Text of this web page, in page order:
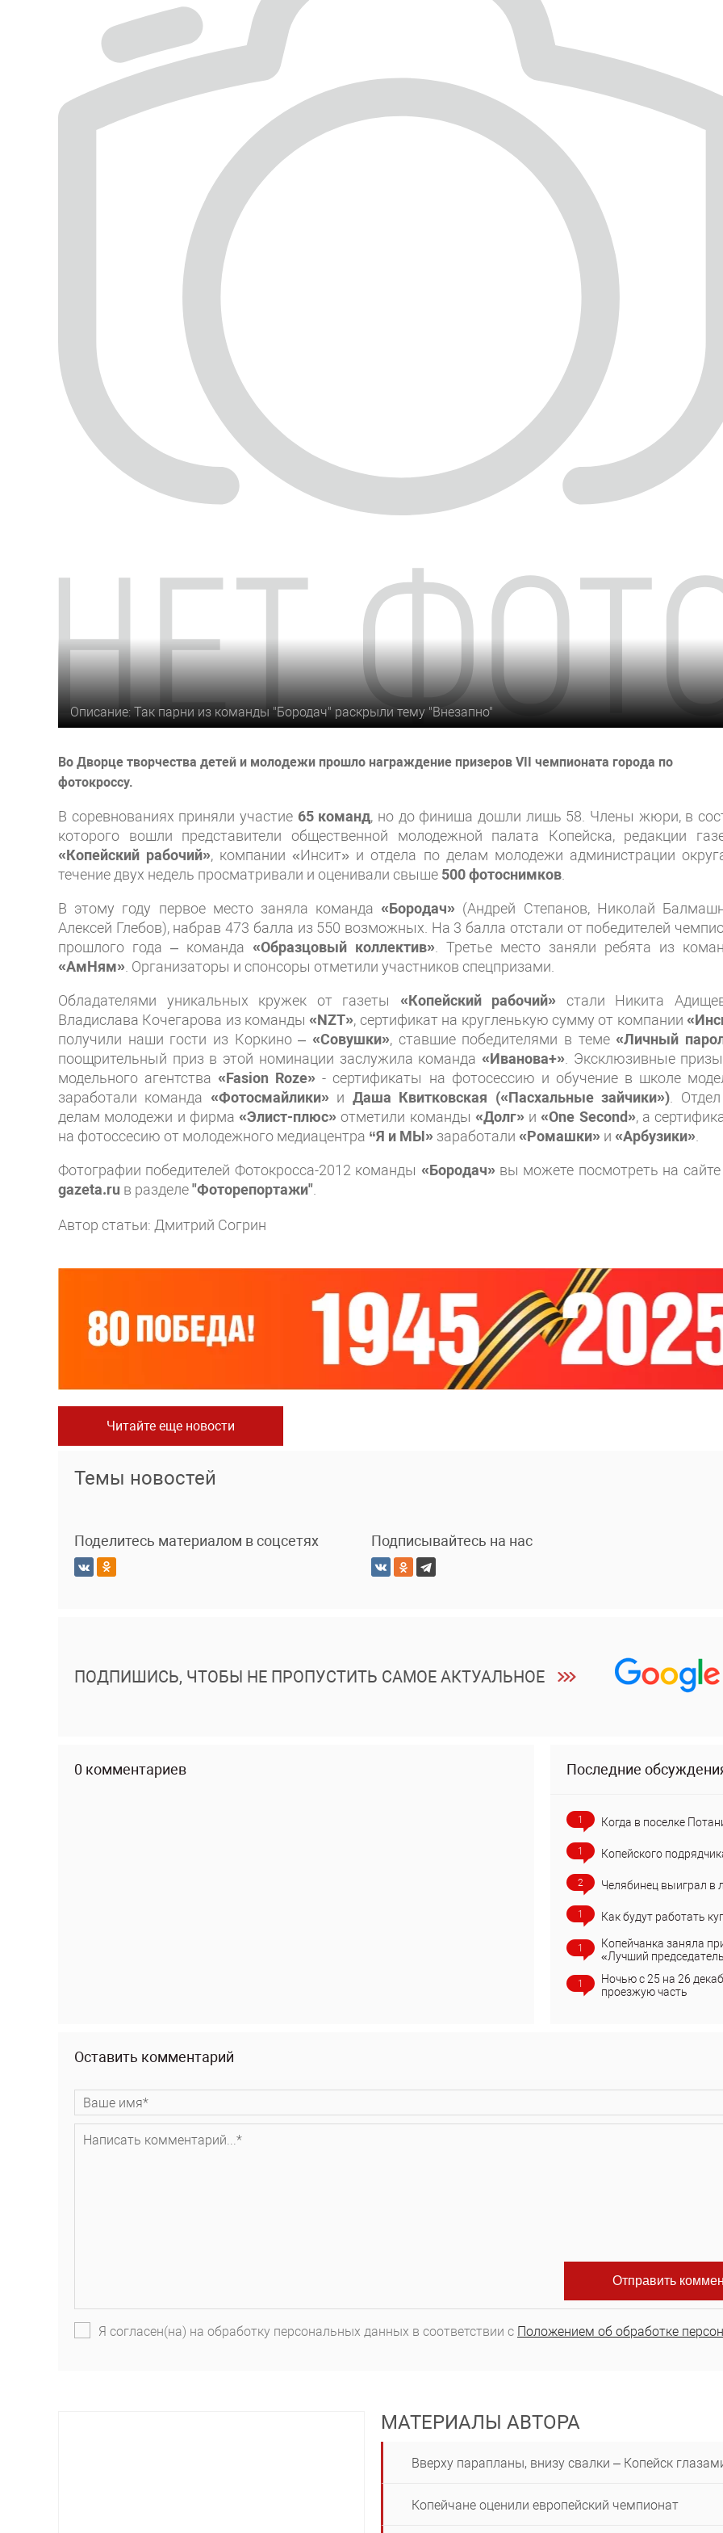
Описание: Так парни из команды "Бородач" раскрыли тему "Внезапно"
Во Дворце творчества детей и молодежи прошло награждение призеров VII чемпионата города по
фотокроссу.
В соревнованиях приняли участие 65 команд, но до финиша дошли лишь 58. Члены жюри, в
которого вошли представители общественной молодежной палата Копейска, редакции
«Копейский рабочий», компании «Инсит» и отдела по делам молодежи администрации
течение двух недель просматривали и оценивали свыше 500 фотоснимков.
В этому году первое место заняла команда«Бородач» (Андрей Степанов, Николай
Алексей Глебов), набрав 473 балла из 550 возможных. На 3 балла отстали от победителей
прошлого года – команда «Образцовый коллектив». Третье место заняли ребята из
«АмНям». Организаторы и спонсоры отметили участников спецпризами.
Обладателями уникальных кружек от газеты «Копейский рабочий» стали Никита
Владислава Кочегарова из команды«NZT», сертификат на кругленькую сумму от компании
получили наши гости из Коркино – «Совушки», ставшие победителями в теме«Личный
поощрительный приз в этой номинации заслужила команда «Иванова+». Эксклюзивные
модельного агентства«Fasion Roze» - сертификаты на фотосессию и обучение в школе
заработали команда «Фотосмайлики»и Даша Квитковская («Пасхальные зайчики»).
делам молодежи и фирма «Элист-плюс» отметили команды «Долг»и«One Second», а
на фотоссесию от молодежного медиацентра “Я и МЫ» заработали «Ромашки» и «Арбузики».
Фотографии победителей Фотокросса-2012 команды «Бородач»вы можете посмотреть на
gazeta.ru в разделе"Фоторепортажи".
Автор статьи: Дмитрий Согрин
Читайте еще новости
Темы новостей
Поделитесь материалом в соцсетях Подписывайтесь на нас
ПОДПИШИСЬ, ЧТОБЫ НЕ ПРОПУСТИТЬ САМОЕ АКТУАЛЬНОЕ
0 комментариев Последние
1 Когда в поселке
1 Копейского
2 Челябинец выиграл в
1 Как будут работать
1
Копейчанка заняла
«Лучший
1
Ночью с 25 на 26
проезжую часть
Оставить комментарий
Я согласен(на) на обработку персональных данных в соответствии с Положением об обработке
МАТЕРИАЛЫ АВТОРА
Вверху парапланы, внизу свалки – Копейск
Копейчане оценили европейский чемпионат